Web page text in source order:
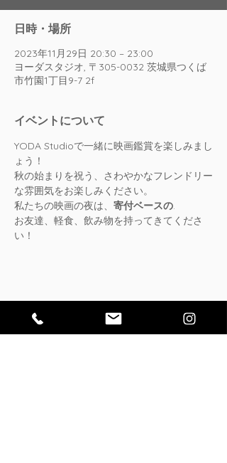
日時・場所
2023年11月29日 20:30 – 23:00
ヨーダスタジオ, 〒305-0032 茨城県つくば
市竹園1丁目9-7 2f
イベントについて
YODA Studioで一緒に映画鑑賞を楽しみまし
ょう！
秋の始まりを祝う、さわやかなフレンドリー
な雰囲気をお楽しみください。
私たちの映画の夜は、 寄付ベースの.
お友達、軽食、飲み物を持ってきてくださ
い！
このイベントをシェア